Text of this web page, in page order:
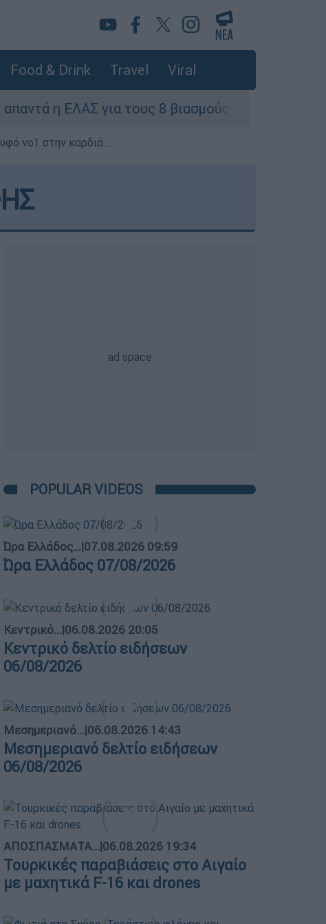
Food & Drink Travel Viral
τους 8 βιασμούς τουριστριών - «Μόνο 3
νο1 στην καρδιά...
POPULAR VIDEOS
Ώρα Ελλάδος...|07.08.2026 09:59
Ώρα Ελλάδος 07/08/2026
Κεντρικό...|06.08.2026 20:05
Κεντρικό δελτίο ειδήσεων
06/08/2026
Μεσημεριανό...|06.08.2026 14:43
Μεσημεριανό δελτίο ειδήσεων
06/08/2026
ΑΠΟΣΠΑΣΜΑΤΑ...|06.08.2026 19:34
Τουρκικές παραβιάσεις στο Αιγαίο
με μαχητικά F-16 και drones